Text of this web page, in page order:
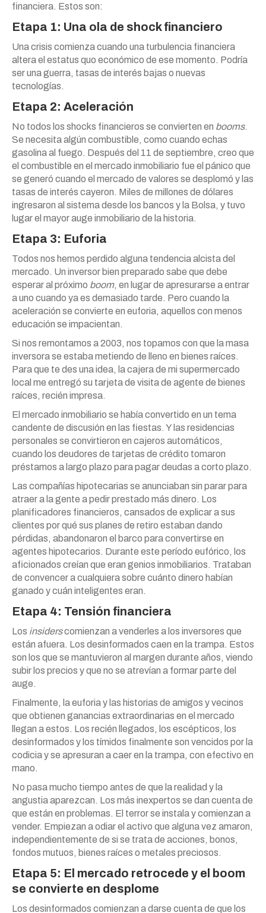
financiera. Estos son:
Etapa 1: Una ola de shock financiero
Una crisis comienza cuando una turbulencia financiera
altera el estatus quo económico de ese momento. Podría
ser una guerra, tasas de interés bajas o nuevas
tecnologías.
Etapa 2: Aceleración
No todos los shocks financieros se convierten en booms.
Se necesita algún combustible, como cuando echas
gasolina al fuego. Después del 11 de septiembre, creo que
el combustible en el mercado inmobiliario fue el pánico que
se generó cuando el mercado de valores se desplomó y las
tasas de interés cayeron. Miles de millones de dólares
ingresaron al sistema desde los bancos y la Bolsa, y tuvo
lugar el mayor auge inmobiliario de la historia.
Etapa 3: Euforia
Todos nos hemos perdido alguna tendencia alcista del
mercado. Un inversor bien preparado sabe que debe
esperar al próximo boom, en lugar de apresurarse a entrar
a uno cuando ya es demasiado tarde. Pero cuando la
aceleración se convierte en euforia, aquellos con menos
educación se impacientan.
Si nos remontamos a 2003, nos topamos con que la masa
inversora se estaba metiendo de lleno en bienes raíces.
Para que te des una idea, la cajera de mi supermercado
local me entregó su tarjeta de visita de agente de bienes
raíces, recién impresa.
El mercado inmobiliario se había convertido en un tema
candente de discusión en las fiestas. Y las residencias
personales se convirtieron en cajeros automáticos,
cuando los deudores de tarjetas de crédito tomaron
préstamos a largo plazo para pagar deudas a corto plazo.
Las compañías hipotecarias se anunciaban sin parar para
atraer a la gente a pedir prestado más dinero. Los
planificadores financieros, cansados de explicar a sus
clientes por qué sus planes de retiro estaban dando
pérdidas, abandonaron el barco para convertirse en
agentes hipotecarios. Durante este período eufórico, los
aficionados creían que eran genios inmobiliarios. Trataban
de convencer a cualquiera sobre cuánto dinero habían
ganado y cuán inteligentes eran.
Etapa 4: Tensión financiera
Los insiderscomienzan a venderles a los inversores que
están afuera. Los desinformados caen en la trampa. Estos
son los que se mantuvieron al margen durante años, viendo
subir los precios y que no se atrevían a formar parte del
auge.
Finalmente, la euforia y las historias de amigos y vecinos
que obtienen ganancias extraordinarias en el mercado
llegan a estos. Los recién llegados, los escépticos, los
desinformados y los tímidos finalmente son vencidos por la
codicia y se apresuran a caer en la trampa, con efectivo en
mano.
No pasa mucho tiempo antes de que la realidad y la
angustia aparezcan. Los más inexpertos se dan cuenta de
que están en problemas. El terror se instala y comienzan a
vender. Empiezan a odiar el activo que alguna vez amaron,
independientemente de si se trata de acciones, bonos,
fondos mutuos, bienes raíces o metales preciosos.
Etapa 5: El mercado retrocede y el boom
se convierte en desplome
Los desinformados comienzan a darse cuenta de que los